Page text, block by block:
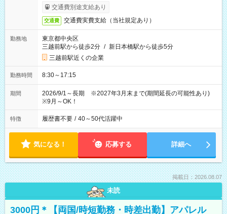
交通費別途支給あり
交通費 交通費実費支給（当社規定あり）
勤務地
東京都中央区
三越前駅から徒歩2分 / 新日本橋駅から徒歩5分
三越前駅近くの企業
勤務時間 8:30～17:15
期間
2026/9/1～長期 ※2027年3月末まで(期間延長の可能性あり)
※9月～OK！
特徴 履歴書不要 / 40～50代活躍中
気になる！ 応募する 詳細へ
掲載日：2026.08.07
未読
3000円＊【両国/時短勤務・時差出勤】アパレル